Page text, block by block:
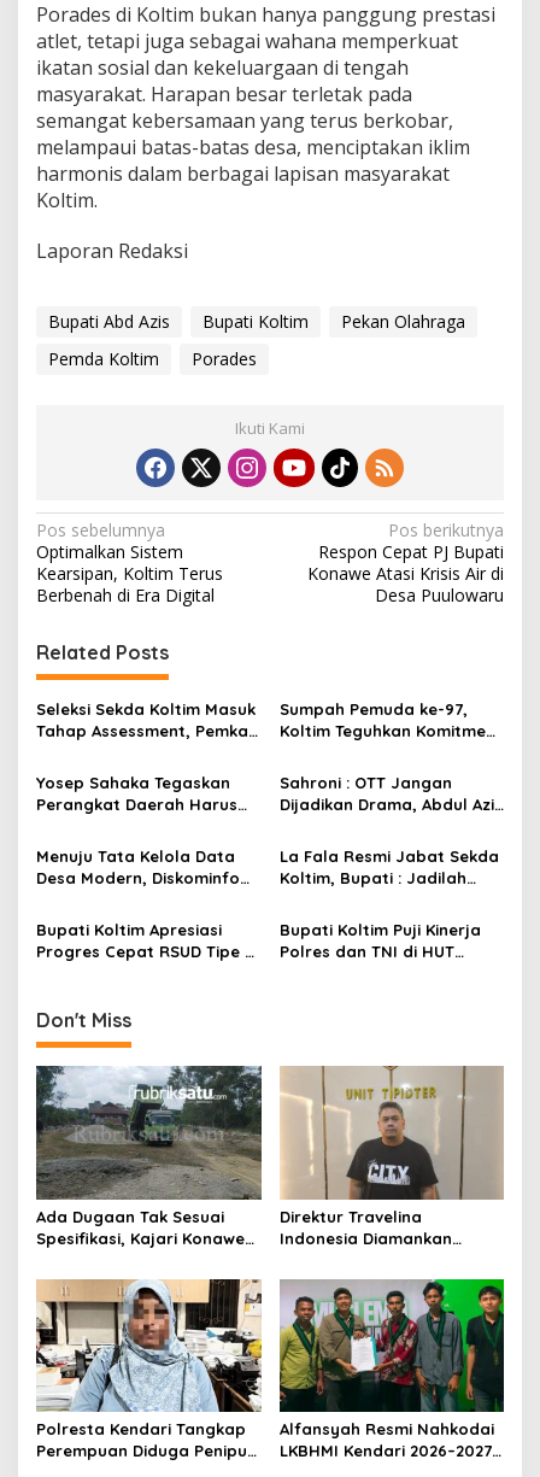
Porades di Koltim bukan hanya panggung prestasi
atlet, tetapi juga sebagai wahana memperkuat
ikatan sosial dan kekeluargaan di tengah
masyarakat. Harapan besar terletak pada
semangat kebersamaan yang terus berkobar,
melampaui batas-batas desa, menciptakan iklim
harmonis dalam berbagai lapisan masyarakat
Koltim.
Laporan Redaksi
Bupati Abd Azis Bupati Koltim
Pekan Olahraga
Pemda Koltim
Porades
Ikuti Kami
N
a
v
i
g
a
s
i
p
s
Pos sebelumnya
Optimalkan Sistem
Kearsipan, Koltim Terus
Berbenah di Era Digital
Pos berikutnya
Respon Cepat PJ Bupati
Konawe Atasi Krisis Air di
Desa Puulowaru
Related Posts
Seleksi Sekda Koltim Masuk
Tahap Assessment, Pemkab
Profesionalisme
Sumpah Pemuda ke-97,
Koltim Teguhkan Komitmen
Aparatur Berintegritas
Yosep Sahaka Tegaskan
Perangkat Daerah Harus
dan Konstruksi
Sahroni : OTT Jangan
Dijadikan Drama, Abdul Azis
Menuju Tata Kelola Data
Desa Modern, Diskominfo
Kapasitas Perangkat Desa
La Fala Resmi Jabat Sekda
Koltim, Bupati : Jadilah
Penjaga Harmoni di Tengah
Masyarakat
Bupati Koltim Apresiasi
Progres Cepat RSUD Tipe C,
Bupati Koltim Puji Kinerja
Polres dan TNI di HUT
Don't Miss
Ada Dugaan Tak Sesuai
Spesifikasi, Kajari Konawe
Rupbasan Rp1,9 Miliar
Dihentikan
Direktur Travelina
Indonesia Diamankan
Penelantaran Jemaah
Umrah Masuk Babak Baru
Polresta Kendari Tangkap
Perempuan Diduga Penipu
Alfansyah Resmi Nahkodai
LKBHMI Kendari 2026–2027,